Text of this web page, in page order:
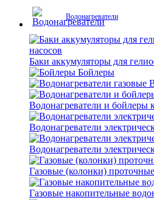
Водонагреватели
Баки аккумуляторы для
Бойлеры
Водонагреватели и бойлеры
Водонагреватели
Водонагреватели
Газовые (колонки)
Газовые накопительные